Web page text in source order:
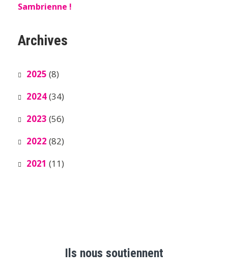
Sambrienne !
Archives
2025 (8)
2024(34)
2023 (56)
2022 (82)
2021 (11)
Ils nous soutiennent